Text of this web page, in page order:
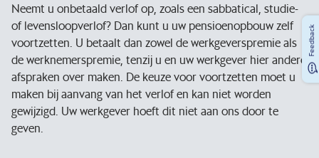
Neemt u onbetaald verlof op, zoals een sabbatical, studie-
of levensloopverlof? Dan kunt u uw pensioenopbouw zelf
voortzetten. U betaalt dan zowel de werkgeverspremie als
de werknemerspremie, tenzij u en uw werkgever hier andere
afspraken over maken. De keuze voor voortzetten moet u
maken bij aanvang van het verlof en kan niet worden
gewijzigd. Uw werkgever hoeft dit niet aan ons door te
geven.
Feedback